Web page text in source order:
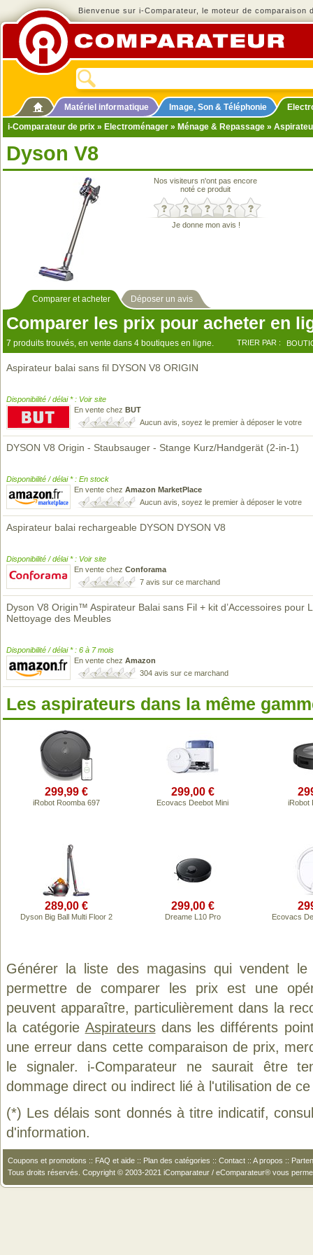
Bienvenue sur i-Comparateur, le moteur de comparaison
Matériel informatique Image, Son & Téléphonie
i-Comparateur de prix » Electroménager » Ménage & Repassage »
Dyson V8
Nos visiteurs n'ont pas encore
noté ce produit
Je donne mon avis !
Comparer et acheter Déposer un avis
Comparer les prix pour acheter en
7 produits trouvés, en vente dans 4 boutiques en ligne. TRIER PAR :
Aspirateur balai sans fil DYSON V8 ORIGIN
Disponibilité / délai * : Voir site
En vente chez BUT
Aucun avis, soyez le premier à déposer le votre
DYSON V8 Origin - Staubsauger - Stange Kurz/Handgerät (2-in-1)
Disponibilité / délai * : En stock
En vente chez Amazon MarketPlace
Aucun avis, soyez le premier à déposer le votre
Aspirateur balai rechargeable DYSON DYSON V8
Disponibilité / délai * : Voir site
En vente chez Conforama
7 avis sur ce marchand
Dyson V8 Origin™ Aspirateur Balai sans Fil + kit d’Accessoires pour
Nettoyage des Meubles
Disponibilité / délai * : 6 à 7 mois
En vente chez Amazon
304 avis sur ce marchand
Les aspirateurs dans la même
299,99 €
iRobot Roomba 697
299,00 €
Ecovacs Deebot Mini iRobot
289,00 €
Dyson Big Ball Multi Floor 2
299,00 €
Dreame L10 Pro Ecovacs
Générer la liste des magasins qui vendent
permettre de comparer les prix est une
peuvent apparaître, particulièrement dans la
la catégorie Aspirateursdans les différents
une erreur dans cette comparaison de prix,
le signaler. i-Comparateur ne saurait être
dommage direct ou indirect lié à l'utilisation de
(*) Les délais sont donnés à titre indicatif,
d'information.
Coupons et promotions :: FAQ et aide :: Plan des catégories :: Contact :: A propos ::
Tous droits réservés. Copyright © 2003-2021 iComparateur / eComparateur® vous